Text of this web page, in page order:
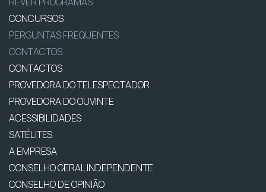
CONCURSOS
PERGUNTAS FREQUENTES
CONTACTOS
CONTACTOS
PROVEDORA DO TELESPECTADOR
PROVEDORA DO OUVINTE
ACESSIBILIDADES
SATÉLITES
A EMPRESA
CONSELHO GERAL INDEPENDENTE
CONSELHO DE OPINIÃO